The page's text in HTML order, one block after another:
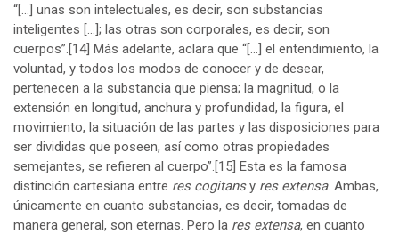
“[…] unas son intelectuales, es decir, son substancias
inteligentes […]; las otras son corporales, es decir, son
cuerpos”.[14] Más adelante, aclara que “[…] el entendimiento, la
voluntad, y todos los modos de conocer y de desear,
pertenecen a la substancia que piensa; la magnitud, o la
extensión en longitud, anchura y profundidad, la figura, el
movimiento, la situación de las partes y las disposiciones para
ser divididas que poseen, así como otras propiedades
semejantes, se refieren al cuerpo”.[15] Esta es la famosa
distinción cartesiana entre res cogitansy res extensa. Ambas,
únicamente en cuanto substancias, es decir, tomadas de
manera general, son eternas. Pero la res extensa, en cuanto